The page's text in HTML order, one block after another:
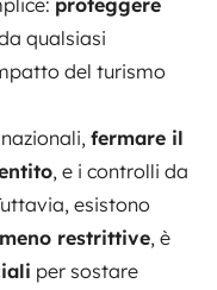
qualsiasi
del turismo
fermare il
, e i controlli da
esistono
restrittive, è
per sostare